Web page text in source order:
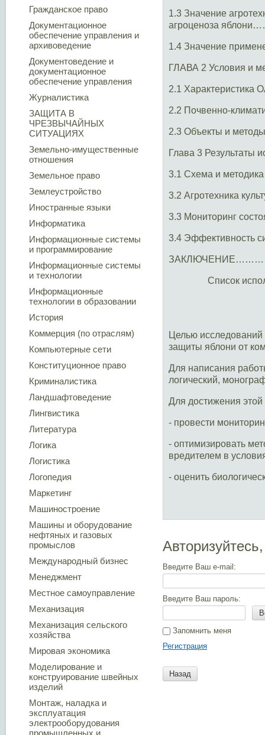
Гражданское право
Документационное
обеспечение управления и
архивоведение
Документоведение и
документационное
обеспечение управления
Журналистика
ЗАЩИТА В
ЧРЕЗВЫЧАЙНЫХ
СИТУАЦИЯХ
Земельно-имущественные
отношения
Земельное право
Землеустройство
Иностранные языки
Информатика
Информационные системы
и программирование
Информационные системы
и технологии
Информационные
технологии в образовании
История
Коммерция (по отраслям)
Компьютерные сети
Конституционное право
Криминалистика
Ландшафтоведение
Лингвистика
Литература
Логика
Логистика
Логопедия
Маркетинг
Машиностроение
Машины и оборудование
нефтяных и газовых
промыслов
Международный бизнес
Менеджмент
Местное самоуправление
Механизация
Механизация сельского
хозяйства
Мировая экономика
Моделирование и
конструирование швейных
изделий
Монтаж, наладка и
эксплуатация
электрооборудования
промышленных и
1.3 Значение
агроценоза
1.4 Значение
ГЛАВА 2 Условия и
2.1
2.2 Почвенно-
2.3 Объекты и
Глава 3
3.1 Схема и
3.2
3.3 Мониторинг
3.4 Эффективность
Список
Целью исследований
защиты яблони от
Для написания
логический,
Для достижения
- провести
- оптимизировать
вредителем в
- оценить
Введите Ваш e-mail:
Введите Ваш пароль:
Запомнить меня
Регистрация
Назад